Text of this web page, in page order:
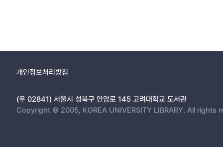
개인정보처리방침
(우 02841) 서울시 성북구 안암로 145 고려대학교 도서관
Copyright © 2005, KOREA UNIVERSITY LIBRARY. All rights